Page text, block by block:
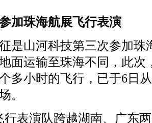
加珠海航展飞行表演
山河科技第三次参加珠
面运输至珠海不同，此次
多小时的飞行，已于6日
。
演队跨越湖南、广东两